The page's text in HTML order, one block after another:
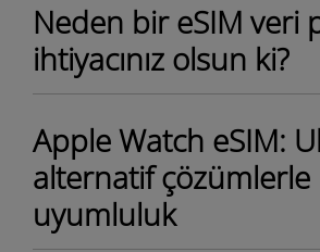
Neden bir eSIM veri
ihtiyacınız olsun ki?
Apple Watch eSIM:
alternatif çözümlerle
uyumluluk